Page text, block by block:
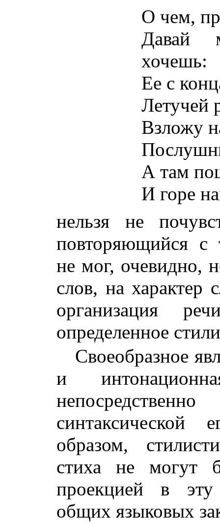
О чем,
Давай
хочешь:
Ее с
Летучей
Взложу
А там
И горе
нельзя не
повторяющийся с
не мог, очевидно,
слов, на характер
организация
определенное
Своеобразное
и
синтаксической
образом,
стиха не могут
проекцией в эту
общих языковых